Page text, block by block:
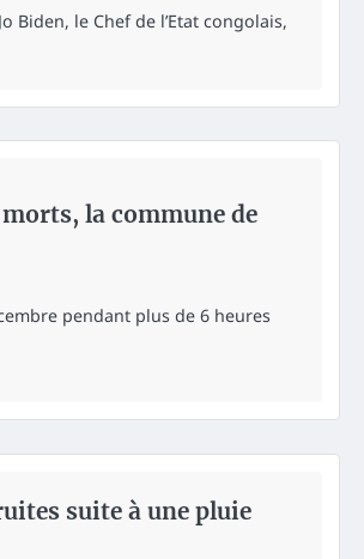
Biden, le Chef de l’Etat congolais,
la commune de
pendant plus de 6 heures
suite à une pluie